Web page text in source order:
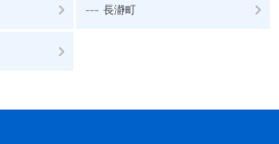
--- 長瀞町